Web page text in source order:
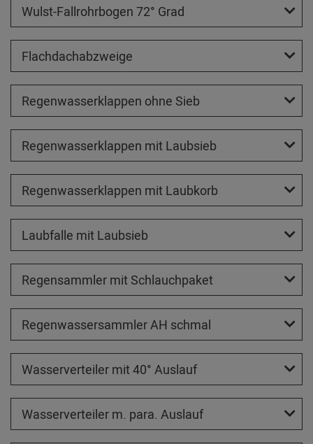
Wulst-Fallrohrbogen 72° Grad
Flachdachabzweige
Regenwasserklappen ohne Sieb
Regenwasserklappen mit Laubsieb
Regenwasserklappen mit Laubkorb
Laubfalle mit Laubsieb
Regensammler mit Schlauchpaket
Regenwassersammler AH schmal
Wasserverteiler mit 40° Auslauf
Wasserverteiler m. para. Auslauf